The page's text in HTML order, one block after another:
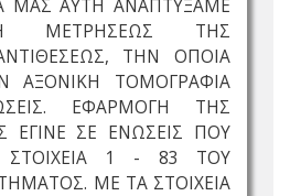
ΜΑΣ ΑΥΤΗ ΑΝΑΠΤΥΞΑΜΕ
ΜΕΤΡΗΣΕΩΣ ΤΗΣ
ΤΗΝ ΟΠΟΙΑ
ΑΞΟΝΙΚΗ ΤΟΜΟΓΡΑΦΙΑ
ΕΦΑΡΜΟΓΗ ΤΗΣ
ΕΓΙΝΕ ΣΕ ΕΝΩΣΕΙΣ ΠΟΥ
ΣΤΟΙΧΕΙΑ 1 - 83 ΤΟΥ
ΜΕ ΤΑ ΣΤΟΙΧΕΙΑ